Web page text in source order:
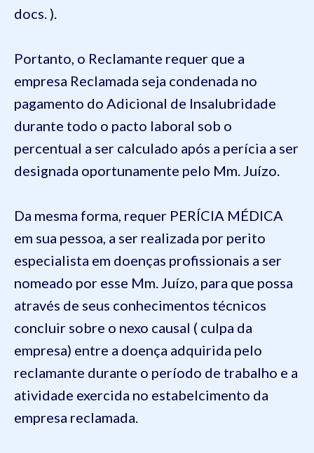
docs. ).
Portanto, o Reclamante requer que a
empresa Reclamada seja condenada no
pagamento do Adicional de Insalubridade
durante todo o pacto laboral sob o
percentual a ser calculado após a perícia a ser
designada oportunamente pelo Mm. Juízo.
Da mesma forma, requer PERÍCIA MÉDICA
em sua pessoa, a ser realizada por perito
especialista em doenças profissionais a ser
nomeado por esse Mm. Juízo, para que possa
através de seus conhecimentos técnicos
concluir sobre o nexo causal ( culpa da
empresa) entre a doença adquirida pelo
reclamante durante o período de trabalho e a
atividade exercida no estabelcimento da
empresa reclamada.